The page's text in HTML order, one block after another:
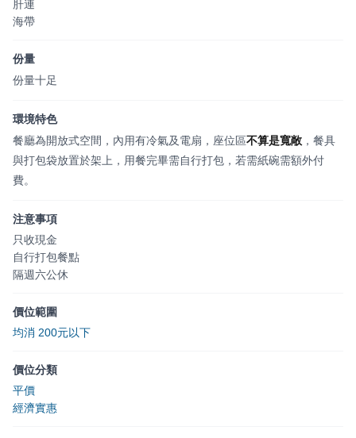
肝連
海帶
份量
份量十足
環境特色
餐廳為開放式空間，內用有冷氣及電扇，座位區不算是寬敞 ，餐具
與打包袋放置於架上，用餐完畢需自行打包，若需紙碗需額外付
費。
注意事項
只收現金
自行打包餐點
隔週六公休
價位範圍
均消 200元以下
價位分類
平價
經濟實惠